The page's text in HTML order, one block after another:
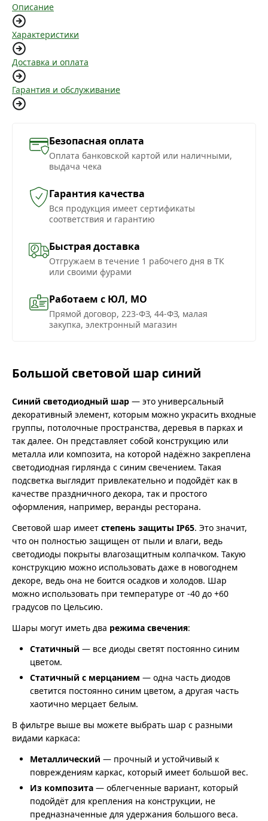
Описание
Характеристики
Доставка и оплата
Гарантия и обслуживание
Безопасная оплата
Оплата банковской картой или наличными,
выдача чека
Гарантия качества
Вся продукция имеет сертификаты
соответствия и гарантию
Быстрая доставка
Отгружаем в течение 1 рабочего дня в ТК
или своими фурами
Работаем с ЮЛ, МО
Прямой договор, 223-ФЗ, 44-ФЗ, малая
закупка, электронный магазин
Большой световой шар синий
Синий светодиодный шар — это универсальный
декоративный элемент, которым можно украсить входные
группы, потолочные пространства, деревья в парках и
так далее. Он представляет собой конструкцию или
металла или композита, на которой надёжно закреплена
светодиодная гирлянда с синим свечением. Такая
подсветка выглядит привлекательно и подойдёт как в
качестве праздничного декора, так и простого
оформления, например, веранды ресторана.
Световой шар имеет степень защиты IP65. Это значит,
что он полностью защищен от пыли и влаги, ведь
светодиоды покрыты влагозащитным колпачком. Такую
конструкцию можно использовать даже в новогоднем
декоре, ведь она не боится осадков и холодов. Шар
можно использовать при температуре от -40 до +60
градусов по Цельсию.
Шары могут иметь два режима свечения:
Статичный — все диоды светят постоянно синим
цветом.
Статичный с мерцанием — одна часть диодов
светится постоянно синим цветом, а другая часть
хаотично мерцает белым.
В фильтре выше вы можете выбрать шар с разными
видами каркаса:
Металлический — прочный и устойчивый к
повреждениям каркас, который имеет большой вес.
Из композита — облегченные вариант, который
подойдёт для крепления на конструкции, не
предназначенные для удержания большого веса.